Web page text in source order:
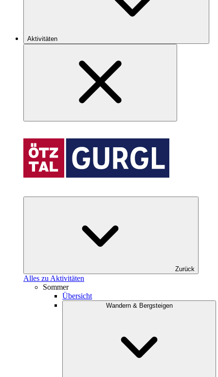
Aktivitäten
Zurück
Alles zu Aktivitäten
Sommer
Übersicht
Wandern & Bergsteigen